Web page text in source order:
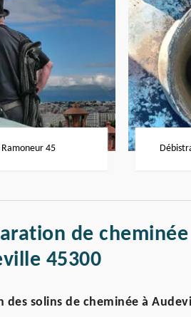
Ramoneur 45
de cheminée
45300
solins de cheminée à